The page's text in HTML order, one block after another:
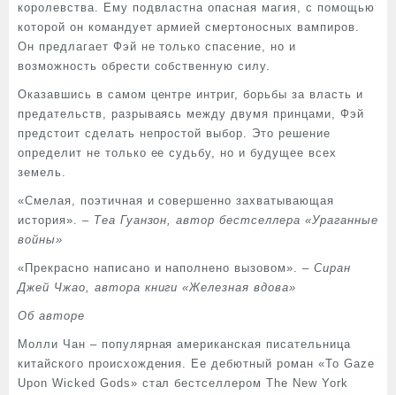
королевства. Ему подвластна опасная магия, с помощью
которой он командует армией смертоносных вампиров.
Он предлагает Фэй не только спасение, но и
возможность обрести собственную силу.
Оказавшись в самом центре интриг, борьбы за власть и
предательств, разрываясь между двумя принцами, Фэй
предстоит сделать непростой выбор. Это решение
определит не только ее судьбу, но и будущее всех
земель.
«Смелая, поэтичная и совершенно захватывающая
история». – Теа Гуанзон, автор бестселлера «Ураганные
войны»
«Прекрасно написано и наполнено вызовом». – Сиран
Джей Чжао, автора книги «Железная вдова»
Об авторе
Молли Чан – популярная американская писательница
китайского происхождения. Ее дебютный роман «To Gaze
Upon Wicked Gods» стал бестселлером The New York